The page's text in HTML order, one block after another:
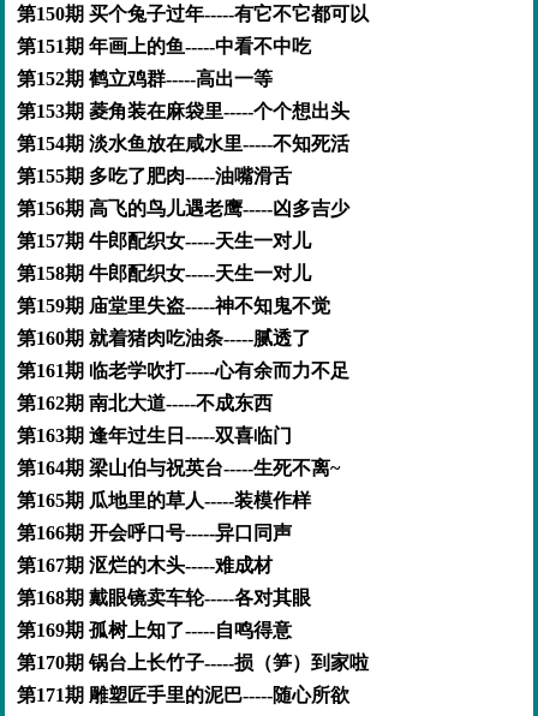
第150期 买个兔子过年-----有它不它都可以
第151期 年画上的鱼-----中看不中吃
第152期 鹤立鸡群-----高出一等
第153期 菱角装在麻袋里-----个个想出头
第154期 淡水鱼放在咸水里-----不知死活
第155期 多吃了肥肉-----油嘴滑舌
第156期 高飞的鸟儿遇老鹰-----凶多吉少
第157期 牛郎配织女-----天生一对儿
第158期 牛郎配织女-----天生一对儿
第159期 庙堂里失盗-----神不知鬼不觉
第160期 就着猪肉吃油条-----腻透了
第161期 临老学吹打-----心有余而力不足
第162期 南北大道-----不成东西
第163期 逢年过生日-----双喜临门
第164期 梁山伯与祝英台-----生死不离~
第165期 瓜地里的草人-----装模作样
第166期 开会呼口号-----异口同声
第167期 沤烂的木头-----难成材
第168期 戴眼镜卖车轮-----各对其眼
第169期 孤树上知了-----自鸣得意
第170期 锅台上长竹子-----损（笋）到家啦
第171期 雕塑匠手里的泥巴-----随心所欲